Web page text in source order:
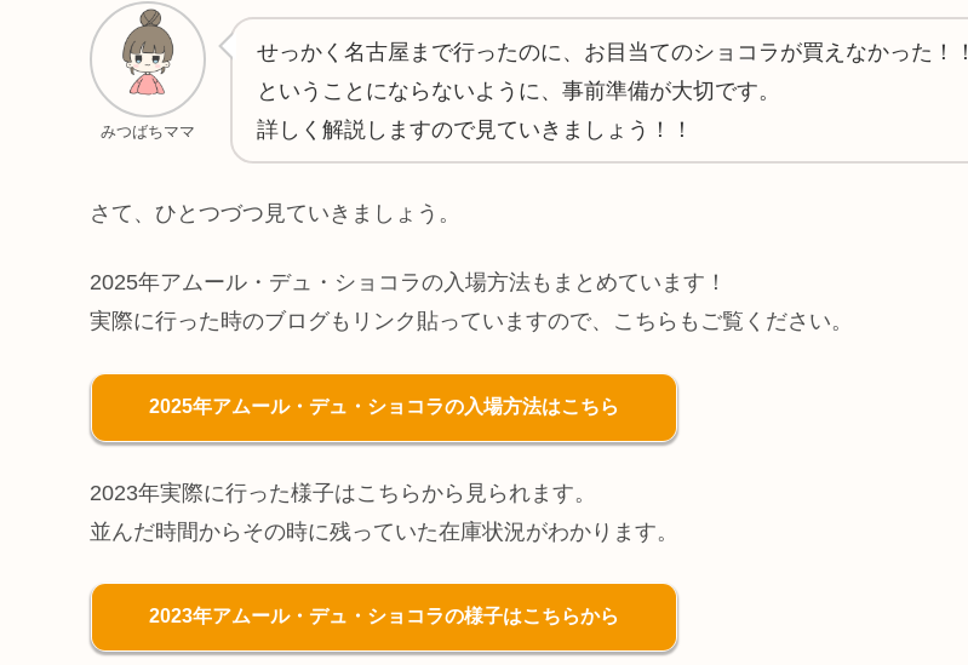
みつばちママ
せっかく名古屋まで行ったのに、お目当てのショコラが買えなかった！！
ということにならないように、事前準備が大切です。
詳しく解説しますので見ていきましょう！！
さて、ひとつづつ見ていきましょう。
2025年アムール・デュ・ショコラの入場方法もまとめています！
実際に行った時のブログもリンク貼っていますので、こちらもご覧ください。
2025年アムール・デュ・ショコラの入場方法はこちら
2023年実際に行った様子はこちらから見られます。
並んだ時間からその時に残っていた在庫状況がわかります。
2023年アムール・デュ・ショコラの様子はこちらから